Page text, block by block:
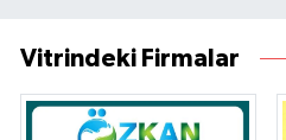
Vitrindeki Firmalar